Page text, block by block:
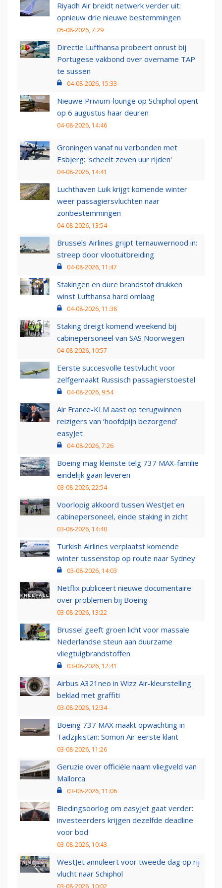
Riyadh Air breidt netwerk verder uit:
opnieuw drie nieuwe bestemmingen
05-08-2026, 7:29
Directie Lufthansa probeert onrust bij
Portugese vakbond over overname TAP
te sussen
04-08-2026, 15:33
Nieuwe Privium-lounge op Schiphol opent
op 6 augustus haar deuren
04-08-2026, 14:46
Groningen vanaf nu verbonden met
Esbjerg: 'scheelt zeven uur rijden'
04-08-2026, 14:41
Luchthaven Luik krijgt komende winter
weer passagiersvluchten naar
zonbestemmingen
04-08-2026, 13:54
Brussels Airlines grijpt ternauwernood in:
streep door vlootuitbreiding
04-08-2026, 11:47
Stakingen en dure brandstof drukken
winst Lufthansa hard omlaag
04-08-2026, 11:38
Staking dreigt komend weekend bij
cabinepersoneel van SAS Noorwegen
04-08-2026, 10:57
Eerste succesvolle testvlucht voor
zelfgemaakt Russisch passagierstoestel
04-08-2026, 9:54
Air France-KLM aast op terugwinnen
reizigers van ‘hoofdpijn bezorgend’
easyJet
04-08-2026, 7:26
Boeing mag kleinste telg 737 MAX-familie
eindelijk gaan leveren
03-08-2026, 22:54
Voorlopig akkoord tussen WestJet en
cabinepersoneel, einde staking in zicht
03-08-2026, 14:40
Turkish Airlines verplaatst komende
winter tussenstop op route naar Sydney
03-08-2026, 14:03
Netflix publiceert nieuwe documentaire
over problemen bij Boeing
03-08-2026, 13:22
Brussel geeft groen licht voor massale
Nederlandse steun aan duurzame
vliegtuigbrandstoffen
03-08-2026, 12:41
Airbus A321neo in Wizz Air-kleurstelling
beklad met graffiti
03-08-2026, 12:34
Boeing 737 MAX maakt opwachting in
Tadzjikistan: Somon Air eerste klant
03-08-2026, 11:26
Geruzie over officiële naam vliegveld van
Mallorca
03-08-2026, 11:06
Biedingsoorlog om easyJet gaat verder:
investeerders krijgen dezelfde deadline
voor bod
03-08-2026, 10:43
WestJet annuleert voor tweede dag op rij
vlucht naar Schiphol
03-08-2026, 10:02